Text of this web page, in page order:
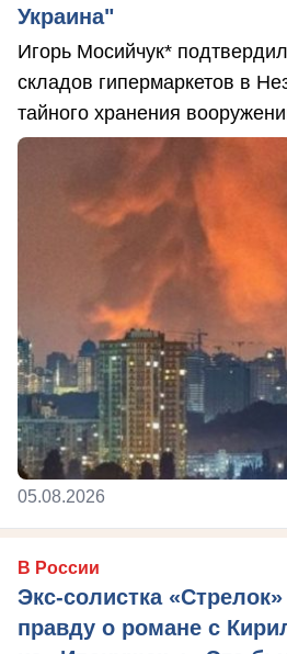
Украина"
Игорь Мосийчук*
складов гипермаркетов в
тайного хранения
05.08.2026
В России
Экс-солистка
правду о романе с